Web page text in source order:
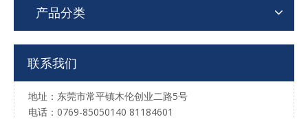
产品分类
联系我们
地址：东莞市常平镇木伦创业二路5号
电话：0769-85050140 81184601